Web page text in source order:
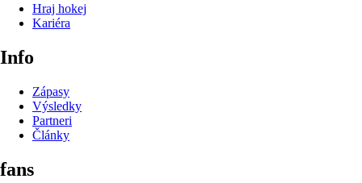
Hraj hokej
Kariéra
Info
Zápasy
Výsledky
Partneri
Články
fans